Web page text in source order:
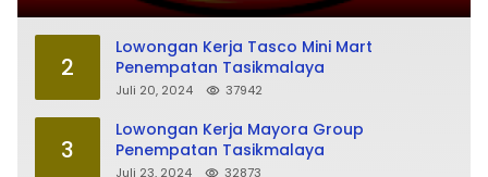
2
Lowongan Kerja Tasco Mini Mart
Penempatan Tasikmalaya
Juli 20, 2024 37942
3
Lowongan Kerja Mayora Group
Penempatan Tasikmalaya
Juli 23, 2024 32873